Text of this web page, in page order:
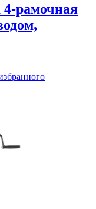
4-рамочная